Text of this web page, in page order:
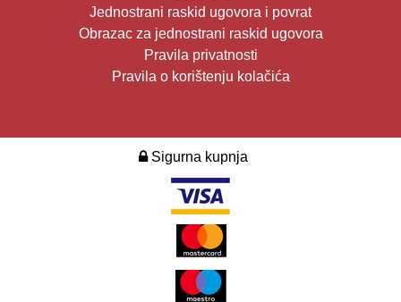
Jednostrani raskid ugovora i povrat
Obrazac za jednostrani raskid ugovora
Pravila privatnosti
Pravila o korištenju kolačića
Sigurna kupnja